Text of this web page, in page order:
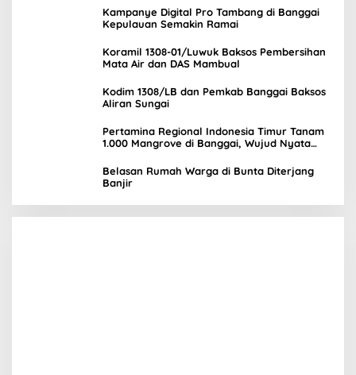
Kampanye Digital Pro Tambang di Banggai
Kepulauan Semakin Ramai
Koramil 1308-01/Luwuk Baksos Pembersihan
Mata Air dan DAS Mambual
Kodim 1308/LB dan Pemkab Banggai Baksos
Aliran Sungai
Pertamina Regional Indonesia Timur Tanam
1.000 Mangrove di Banggai, Wujud Nyata
Belasan Rumah Warga di Bunta Diterjang
Banjir